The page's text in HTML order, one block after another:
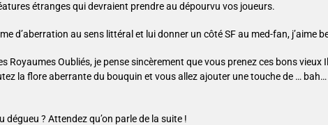
étranges qui devraient prendre au dépourvu vos joueurs.
d’aberration au sens littéral et lui donner un côté SF au med-fan, j’aime
Royaumes Oubliés, je pense sincèrement que vous prenez ces bons
la flore aberrante du bouquin et vous allez ajouter une touche de …
dégueu ? Attendez qu’on parle de la suite !